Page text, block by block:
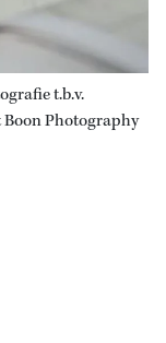
t.b.v.
Photography